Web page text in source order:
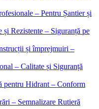
– Pentru Șantier și
Rezistente – Siguranță pe
și împrejmuiri –
– Calitate și Siguranță
pentru Hidrant – Conform
– Semnalizare Rutieră